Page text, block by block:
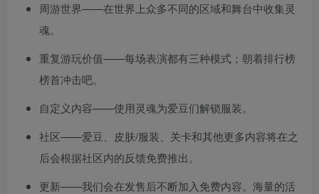
周游世界——在世界上众多不同的区域和舞台中收集灵
魂。
重复游玩价值——每场表演都有三种模式；朝着排行榜
榜首冲击吧。
自定义内容——使用灵魂为爱豆们解锁服装。
社区——爱豆、皮肤/服装、关卡和其他更多内容将在之
后会根据社区内的反馈免费推出。
更新——我们会在发售后不断加入免费内容。海量的活